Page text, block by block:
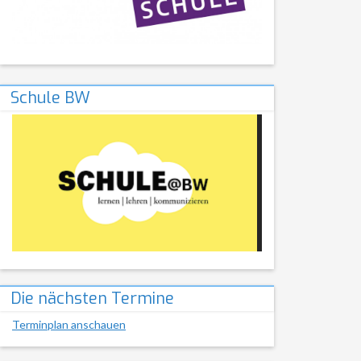
Schule BW
Die nächsten Termine
Terminplan anschauen